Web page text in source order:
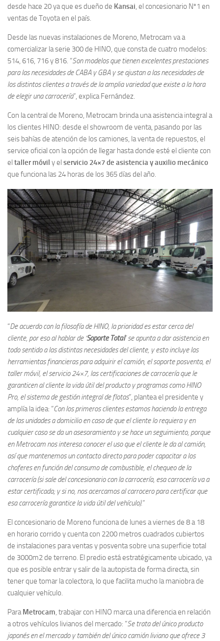
desde hace 20 ya que es dueño de Kansai, el concesionario Nº1 en
ventas de Toyota en el país.
Desde las nuevas instalaciones de Moreno, Metrocam va a
comercializar la serie 300 de HINO, que consta de cuatro modelos:
514, 616, 716 y 816. “Son modelos que tienen excelentes prestaciones
para las necesidades de CABA y GBA y se ajustan a las necesidades de
los distintos clientes a través de la amplia variedad que existe a la hora
de elegir una carrocería”, explica Fernández.
Con la central de Moreno, Metrocam brinda una asistencia integral a
los clientes HINO: desde el showroom de venta, pasando por las
seis bahías de atención de los camiones, la venta de repuestos, el
service oficial con la opción de llegar hasta donde esté el cliente con
el taller móvil y el servicio 24×7 de asistencia y auxilio mecánico
que funciona las 24 horas de los 365 días del año.
“De acuerdo con la filosofía de HINO, la prioridad es estar cerca del
cliente, por eso al hablar de ‘Soporte Total’ se apunta a dar asistencia en
todo sentido a las distintas necesidades del cliente, y esto incluye las
herramientas financieras para adquirir el camión, el soporte posventa, el
taller móvil, el servicio 24×7, las certificaciones de carrocería que le
garanticen al cliente la vida útil del producto y programas como HINO
Pro, el sistema de gestión integral de flotas”, plantea el presidente y
amplía la idea: “Con los primeros clientes estamos haciendo la entrega
de las unidades a domicilio en caso de que el cliente lo requiera y en
cualquier caso se da un asesoramiento y se hace un seguimiento, porque
en Metrocam nos interesa conocer el uso que el cliente le da al camión,
así que mantenemos un contacto directo para poder capacitar a los
choferes en función del consumo de combustible, el chequeo de la
carrocería (si sale del concesionario con la carrocería, esa carrocería va a
estar certificada; y si no, nos acercamos al carrocero para certificar que
esa carrocería garantice la vida útil del vehículo).”
El concesionario de Moreno funciona de lunes a viernes de 8 a 18
en horario corrido y cuenta con 2200 metros cuadrados cubiertos
de instalaciones para ventas y posventa sobre una superficie total
de 3000m2 de terreno. El predio está estratégicamente ubicado, ya
que es posible entrar y salir de la autopista de forma directa, sin
tener que tomar la colectora, lo que facilita mucho la maniobra de
cualquier vehículo.
ParaMetrocam, trabajar con HINO marca una diferencia en relación
a otros vehículos livianos del mercado: “Se trata del único producto
japonés en el mercado y también del único camión liviano que ofrece 3